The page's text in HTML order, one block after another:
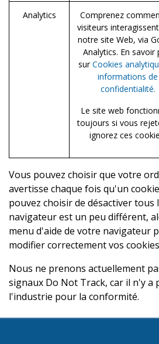
Analytics
Comprenez
visiteurs
notre site Web, via
Analytics. En savoir
surCookies
informations de
confidentialité.
Le site web
toujours si vous
ignorez ces
Vous pouvez choisir que votre
avertisse chaque fois qu'un
pouvez choisir de désactiver tous
navigateur est un peu différent,
menu d'aide de votre navigateur
modifier correctement vos
Nous ne prenons actuellement
signaux Do Not Track, car il n'y a
l'industrie pour la conformité.